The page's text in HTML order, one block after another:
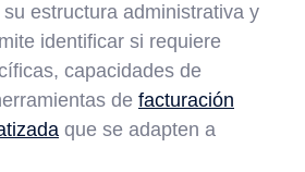
estructura administrativa y
identificar si requiere
capacidades de
de facturación
que se adapten a